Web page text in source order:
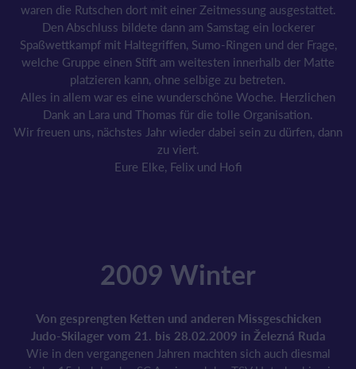
waren die Rutschen dort mit einer Zeitmessung ausgestattet.
Den Abschluss bildete dann am Samstag ein lockerer
Spaßwettkampf mit Haltegriffen, Sumo-Ringen und der Frage,
welche Gruppe einen Stift am weitesten innerhalb der Matte
platzieren kann, ohne selbige zu betreten.
Alles in allem war es eine wunderschöne Woche. Herzlichen
Dank an Lara und Thomas für die tolle Organisation.
Wir freuen uns, nächstes Jahr wieder dabei sein zu dürfen, dann
zu viert.
Eure Elke, Felix und Hofi
2009 Winter
Von gesprengten Ketten und anderen Missgeschicken
Judo-Skilager vom 21. bis 28.02.2009 in Železná Ruda
Wie in den vergangenen Jahren machten sich auch diesmal